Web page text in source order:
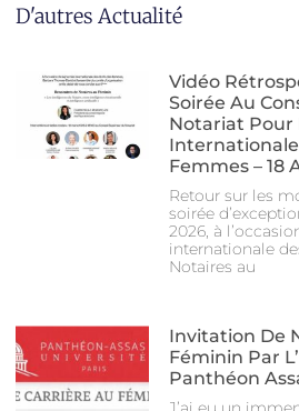
D'autres Actualité
Vidéo
Soirée Au
Notariat Pour
Femmes – 18
Retour sur les
soirée
2026, à
internationale
Notaires au
Invitation De
Féminin Par
Panthéon